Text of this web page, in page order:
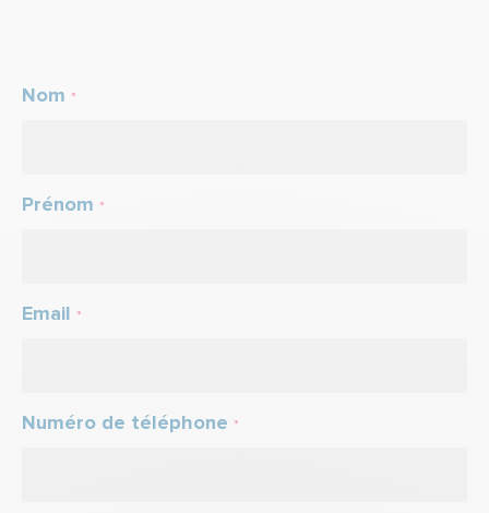
*
Nom
*
Prénom
*
Email
*
Numéro de téléphone